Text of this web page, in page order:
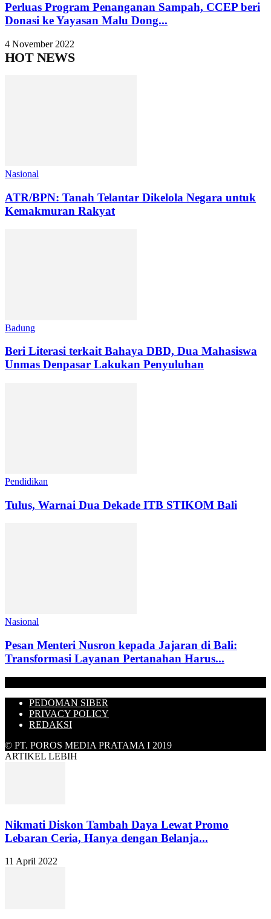
Perluas Program Penanganan Sampah, CCEP beri
Donasi ke Yayasan Malu Dong...
4 November 2022
HOT NEWS
Nasional
ATR/BPN: Tanah Telantar Dikelola Negara untuk
Kemakmuran Rakyat
Badung
Beri Literasi terkait Bahaya DBD, Dua Mahasiswa
Unmas Denpasar Lakukan Penyuluhan
Pendidikan
Tulus, Warnai Dua Dekade ITB STIKOM Bali
Nasional
Pesan Menteri Nusron kepada Jajaran di Bali:
Transformasi Layanan Pertanahan Harus...
PEDOMAN SIBER
PRIVACY POLICY
REDAKSI
© PT. POROS MEDIA PRATAMA I 2019
ARTIKEL LEBIH
Nikmati Diskon Tambah Daya Lewat Promo
Lebaran Ceria, Hanya dengan Belanja...
11 April 2022